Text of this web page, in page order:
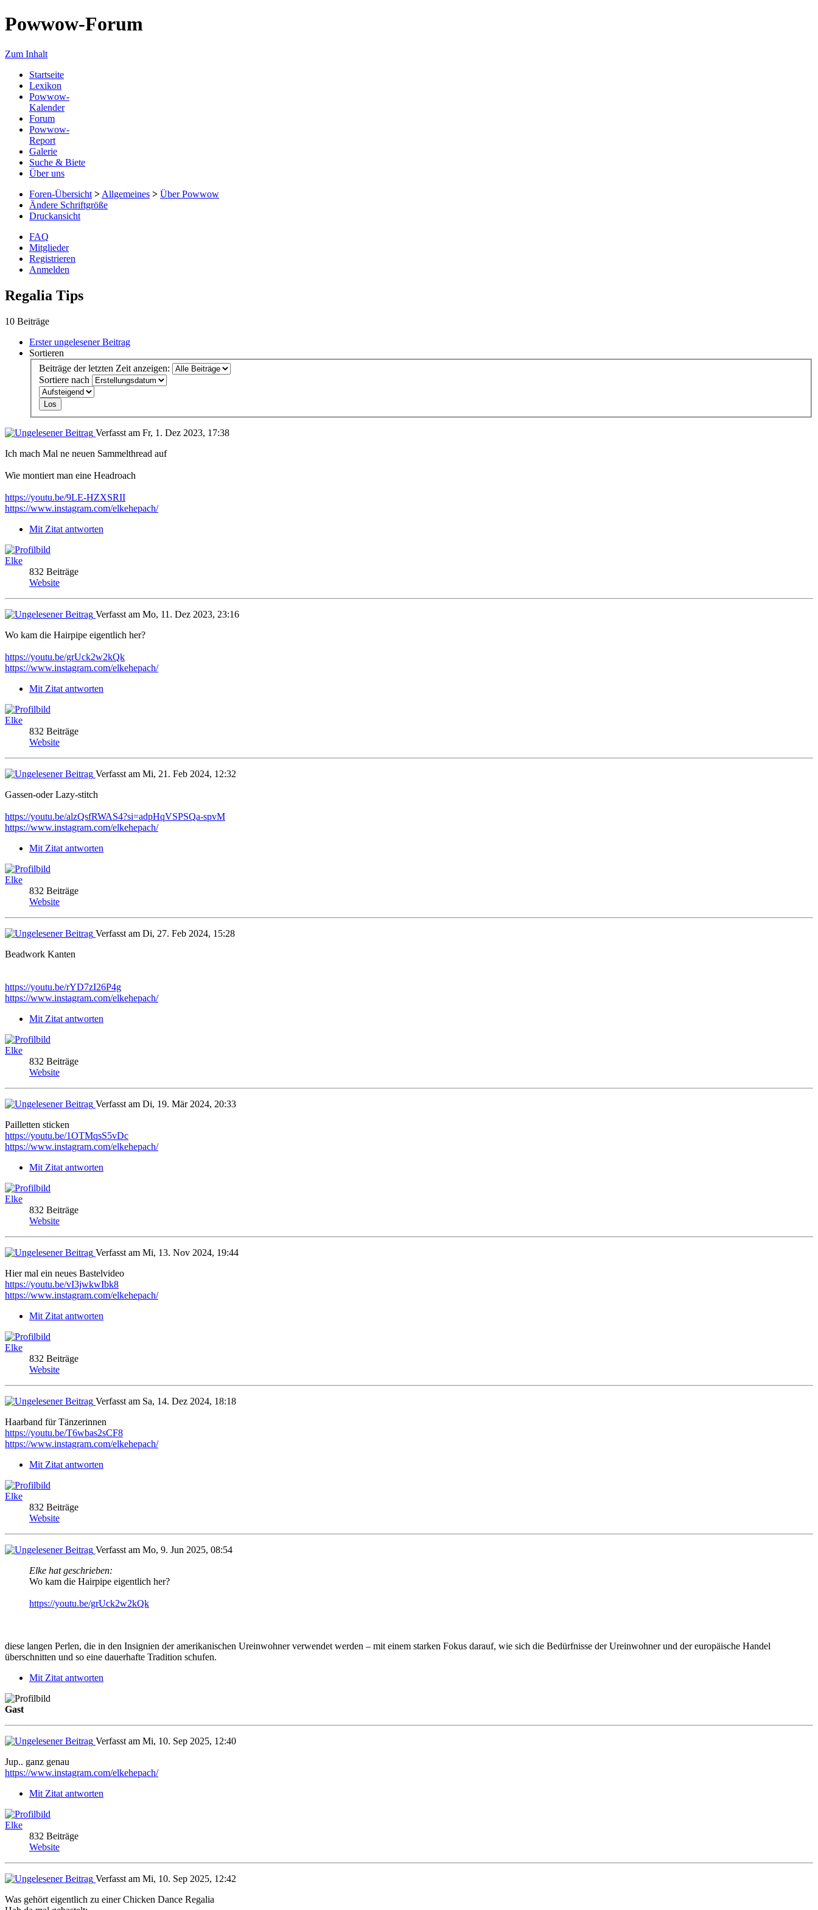
Powwow-Forum
Zum Inhalt
Startseite
Lexikon
Powwow-
Kalender
Forum
Powwow-
Report
Galerie
Suche & Biete
Über uns
Foren-Übersicht > Allgemeines > Über Powwow
Ändere Schriftgröße
Druckansicht
FAQ
Mitglieder
Registrieren
Anmelden
Regalia Tips
10 Beiträge
Erster ungelesener Beitrag
Sortieren
Beiträge der letzten Zeit anzeigen:
Sortiere nach
Verfasst am Fr, 1. Dez 2023, 17:38
Ich mach Mal ne neuen Sammelthread auf
Wie montiert man eine Headroach
https://youtu.be/9LE-HZXSRII
https://www.instagram.com/elkehepach/
Mit Zitat antworten
Elke
832 Beiträge
Website
Verfasst am Mo, 11. Dez 2023, 23:16
Wo kam die Hairpipe eigentlich her?
https://youtu.be/grUck2w2kQk
https://www.instagram.com/elkehepach/
Mit Zitat antworten
Elke
832 Beiträge
Website
Verfasst am Mi, 21. Feb 2024, 12:32
Gassen-oder Lazy-stitch
https://youtu.be/alzQsfRWAS4?si=adpHqVSPSQa-spvM
https://www.instagram.com/elkehepach/
Mit Zitat antworten
Elke
832 Beiträge
Website
Verfasst am Di, 27. Feb 2024, 15:28
Beadwork Kanten
https://youtu.be/rYD7zI26P4g
https://www.instagram.com/elkehepach/
Mit Zitat antworten
Elke
832 Beiträge
Website
Verfasst am Di, 19. Mär 2024, 20:33
Pailletten sticken
https://youtu.be/1OTMqsS5vDc
https://www.instagram.com/elkehepach/
Mit Zitat antworten
Elke
832 Beiträge
Website
Verfasst am Mi, 13. Nov 2024, 19:44
Hier mal ein neues Bastelvideo
https://youtu.be/vI3jwkwIbk8
https://www.instagram.com/elkehepach/
Mit Zitat antworten
Elke
832 Beiträge
Website
Verfasst am Sa, 14. Dez 2024, 18:18
Haarband für Tänzerinnen
https://youtu.be/T6wbas2sCF8
https://www.instagram.com/elkehepach/
Mit Zitat antworten
Elke
832 Beiträge
Website
Verfasst am Mo, 9. Jun 2025, 08:54
Elke hat geschrieben:
Wo kam die Hairpipe eigentlich her?
https://youtu.be/grUck2w2kQk
diese langen Perlen, die in den Insignien der amerikanischen Ureinwohner verwendet werden – mit einem starken Fokus darauf, wie sich die Bedürfnisse der Ureinwohner und der europäische Handel
überschnitten und so eine dauerhafte Tradition schufen.
Mit Zitat antworten
Gast
Verfasst am Mi, 10. Sep 2025, 12:40
Jup.. ganz genau
https://www.instagram.com/elkehepach/
Mit Zitat antworten
Elke
832 Beiträge
Website
Verfasst am Mi, 10. Sep 2025, 12:42
Was gehört eigentlich zu einer Chicken Dance Regalia